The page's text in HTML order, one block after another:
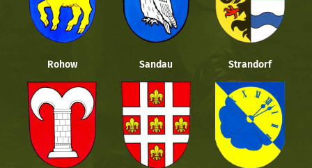
Rohow Sandau Strandorf